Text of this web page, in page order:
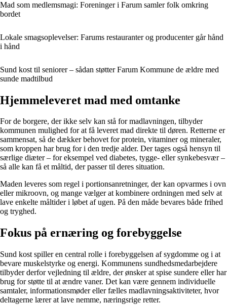
Mad som medlemsmagi: Foreninger i Farum samler folk omkring
bordet
Lokale smagsoplevelser: Farums restauranter og producenter går hånd
i hånd
Sund kost til seniorer – sådan støtter Farum Kommune de ældre med
sunde madtilbud
Hjemmeleveret mad med omtanke
For de borgere, der ikke selv kan stå for madlavningen, tilbyder
kommunen mulighed for at få leveret mad direkte til døren. Retterne er
sammensat, så de dækker behovet for protein, vitaminer og mineraler,
som kroppen har brug for i den tredje alder. Der tages også hensyn til
særlige diæter – for eksempel ved diabetes, tygge- eller synkebesvær –
så alle kan få et måltid, der passer til deres situation.
Maden leveres som regel i portionsanretninger, der kan opvarmes i ovn
eller mikroovn, og mange vælger at kombinere ordningen med selv at
lave enkelte måltider i løbet af ugen. På den måde bevares både frihed
og tryghed.
Fokus på ernæring og forebyggelse
Sund kost spiller en central rolle i forebyggelsen af sygdomme og i at
bevare muskelstyrke og energi. Kommunens sundhedsmedarbejdere
tilbyder derfor vejledning til ældre, der ønsker at spise sundere eller har
brug for støtte til at ændre vaner. Det kan være gennem individuelle
samtaler, informationsmøder eller fælles madlavningsaktiviteter, hvor
deltagerne lærer at lave nemme, næringsrige retter.